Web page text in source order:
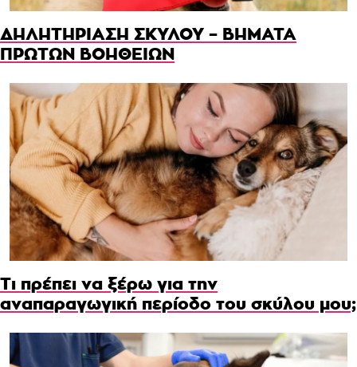
ΔΗΛΗΤΗΡΙΑΣΗ ΣΚΥΛΟΥ – ΒΗΜΑΤΑ
ΠΡΩΤΩΝ ΒΟΗΘΕΙΩΝ
Τι πρέπει να ξέρω για την
αναπαραγωγική περίοδο του σκύλου μου;